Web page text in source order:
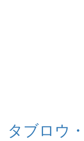
タブロウ